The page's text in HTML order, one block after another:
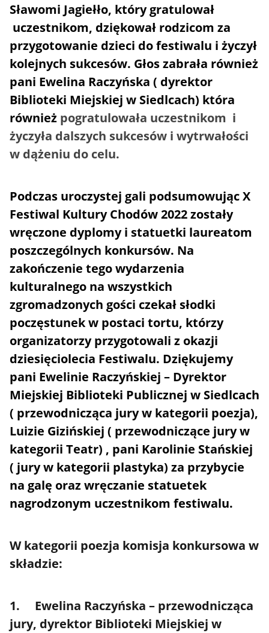
Sławomi Jagiełło, który gratulował
uczestnikom, dziękował rodzicom za
przygotowanie dzieci do festiwalu i życzył
kolejnych sukcesów. Głos zabrała również
pani Ewelina Raczyńska ( dyrektor
Biblioteki Miejskiej w Siedlcach) która
również pogratulowała uczestnikom i
życzyła dalszych sukcesów i wytrwałości
w dążeniu do celu.
Podczas uroczystej gali podsumowując X
Festiwal Kultury Chodów 2022 zostały
wręczone dyplomy i statuetki laureatom
poszczególnych konkursów. Na
zakończenie tego wydarzenia
kulturalnego na wszystkich
zgromadzonych gości czekał słodki
poczęstunek w postaci tortu, którzy
organizatorzy przygotowali z okazji
dziesięciolecia Festiwalu. Dziękujemy
pani Ewelinie Raczyńskiej – Dyrektor
Miejskiej Biblioteki Publicznej w Siedlcach
( przewodnicząca jury w kategorii poezja),
Luizie Gizińskiej ( przewodniczące jury w
kategorii Teatr) , pani Karolinie Stańskiej
( jury w kategorii plastyka) za przybycie
na galę oraz wręczanie statuetek
nagrodzonym uczestnikom festiwalu.
W kategorii poezja komisja konkursowa w
składzie:
1. Ewelina Raczyńska – przewodnicząca
jury, dyrektor Biblioteki Miejskiej w